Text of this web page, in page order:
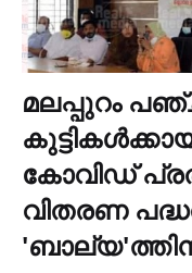
മലപ്പുറം
കോവിഡ്
വിതരണ